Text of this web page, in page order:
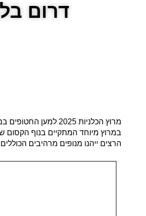
דרום בלב 2025: מרוץ הכלניות להשבת
במרוץ מיוחד המתקיים בנוף הקסום
הרצים ייהנו מנופים מרהיבים